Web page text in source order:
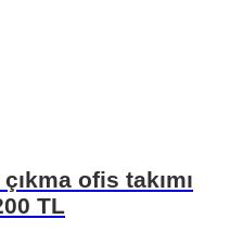
ofis takımı
TL